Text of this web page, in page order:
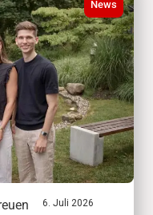
die
News
6. Juli 2026